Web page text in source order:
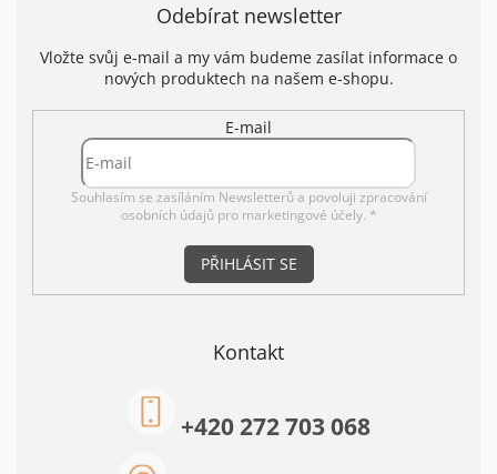
Odebírat newsletter
Vložte svůj e-mail a my vám budeme zasílat informace o
nových produktech na našem e-shopu.
E-mail
Souhlasím se zasíláním Newsletterů a povoluji zpracování
osobních údajů pro marketingové účely. *
PŘIHLÁSIT SE
Kontakt
+420 272 703 068